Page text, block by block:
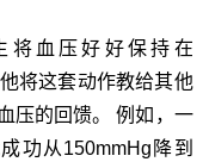
将血压好好保持在
将这套动作教给其他
压的回馈。 例如，一
功从150mmHg降到